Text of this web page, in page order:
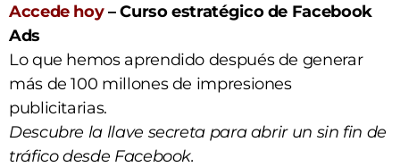
Accede hoy– Curso estratégico de Facebook
Ads
Lo que hemos aprendido después de generar
más de 100 millones de impresiones
publicitarias.
Descubre la llave secreta para abrir un sin fin de
tráfico desde Facebook.